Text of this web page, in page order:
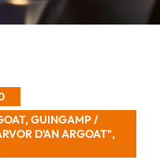
GUINGAMP /
D'AN ARGOAT",